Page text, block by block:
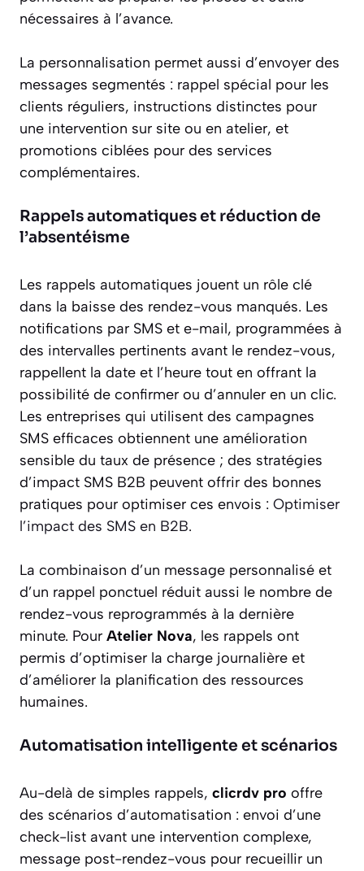
nécessaires à l’avance.
La personnalisation permet aussi d’envoyer des
messages segmentés : rappel spécial pour les
clients réguliers, instructions distinctes pour
une intervention sur site ou en atelier, et
promotions ciblées pour des services
complémentaires.
Rappels automatiques et réduction de
l’absentéisme
Les rappels automatiques jouent un rôle clé
dans la baisse des rendez-vous manqués. Les
notifications par SMS et e-mail, programmées à
des intervalles pertinents avant le rendez-vous,
rappellent la date et l’heure tout en offrant la
possibilité de confirmer ou d’annuler en un clic.
Les entreprises qui utilisent des campagnes
SMS efficaces obtiennent une amélioration
sensible du taux de présence ; des stratégies
d’impact SMS B2B peuvent offrir des bonnes
pratiques pour optimiser ces envois : Optimiser
l’impact des SMS en B2B.
La combinaison d’un message personnalisé et
d’un rappel ponctuel réduit aussi le nombre de
rendez-vous reprogrammés à la dernière
minute. Pour Atelier Nova, les rappels ont
permis d’optimiser la charge journalière et
d’améliorer la planification des ressources
humaines.
Automatisation intelligente et scénarios
Au-delà de simples rappels, clicrdv pro offre
des scénarios d’automatisation : envoi d’une
check-list avant une intervention complexe,
message post-rendez-vous pour recueillir un